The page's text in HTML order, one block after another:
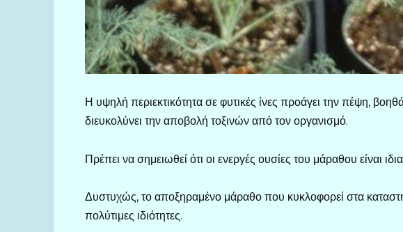
Η υψηλή περιεκτικότητα σε φυτικές ίνες προάγει την πέψη,
διευκολύνει την αποβολή τοξινών από τον οργανισμό.
Πρέπει να σημειωθεί ότι οι ενεργές ουσίες του μάραθου είναι
Δυστυχώς, το αποξηραμένο μάραθο που κυκλοφορεί στα
πολύτιμες ιδιότητες.